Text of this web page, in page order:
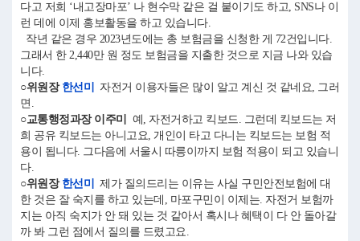
다고 저희 ‘내고장마포’ 나 현수막 같은 걸 붙이기도 하고, SNS나 이
런 데에 이제 홍보활동을 하고 있습니다.
작년 같은 경우 2023년도에는 총 보험금을 신청한 게 72건입니다.
그래서 한 2,440만 원 정도 보험금을 지출한 것으로 지금 나와 있습
니다.
○위원장 한선미
자전거 이용자들은 많이 알고 계신 것 같네요, 그러
면.
○교통행정과장 이주미
예, 자전거하고 킥보드. 그런데 킥보드는 저
희 공유 킥보드는 아니고요, 개인이 타고 다니는 킥보드는 보험 적
용이 됩니다. 그다음에 서울시 따릉이까지 보험 적용이 되고 있습니
다.
○위원장 한선미
제가 질의드리는 이유는 사실 구민안전보험에 대
한 것은 잘 숙지를 하고 있는데, 마포구민이 이제는. 자전거 보험까
지는 아직 숙지가 안 돼 있는 것 같아서 혹시나 혜택이 다 안 돌아갈
까 봐 그런 점에서 질의를 드렸고요.